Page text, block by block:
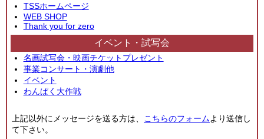
TSSホームページ
WEB SHOP
Thank you for zero
イベント・試写会
名画試写会・映画チケットプレゼント
事業コンサート・演劇他
イベント
わんぱく大作戦
上記以外にメッセージを送る方は、 こちらのフォームより送信し
て下さい。